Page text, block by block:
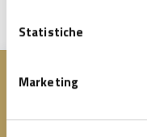
Statistiche
Marketing